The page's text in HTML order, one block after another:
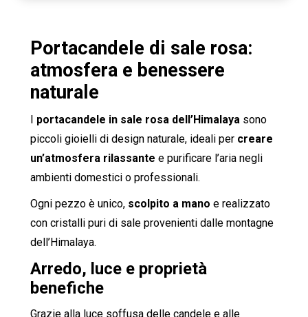
Portacandele di sale rosa:
atmosfera e benessere
naturale
I portacandele in sale rosa dell’Himalaya sono
piccoli gioielli di design naturale, ideali per creare
un’atmosfera rilassante e purificare l’aria negli
ambienti domestici o professionali.
Ogni pezzo è unico, scolpito a mano e realizzato
con cristalli puri di sale provenienti dalle montagne
dell’Himalaya.
Arredo, luce e proprietà
benefiche
Grazie alla luce soffusa delle candele e alle